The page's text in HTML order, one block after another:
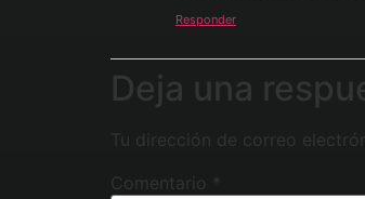
Responder
Deja una
Tu dirección de correo
Comentario *